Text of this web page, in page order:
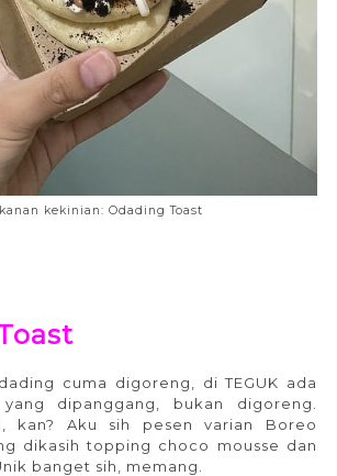
kekinian: Odading Toast
cuma digoreng, di TEGUK ada
dipanggang, bukan digoreng.
kan? Aku sih pesen varian Boreo
dikasih topping choco mousse dan
banget sih, memang.